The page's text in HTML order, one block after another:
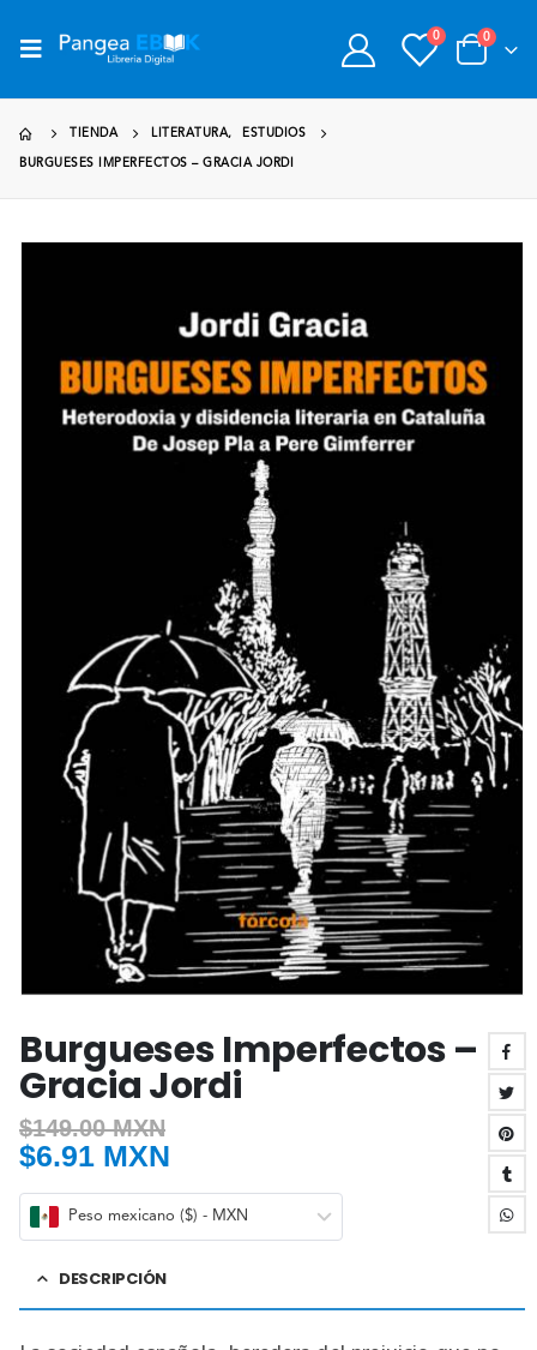
0 0
TIENDA LITERATURA, ESTUDIOS
BURGUESES IMPERFECTOS – GRACIA JORDI
Burgueses Imperfectos –
Gracia Jordi
$149.00 MXN
$6.91 MXN
Peso mexicano ($) - MXN
DESCRIPCIÓN